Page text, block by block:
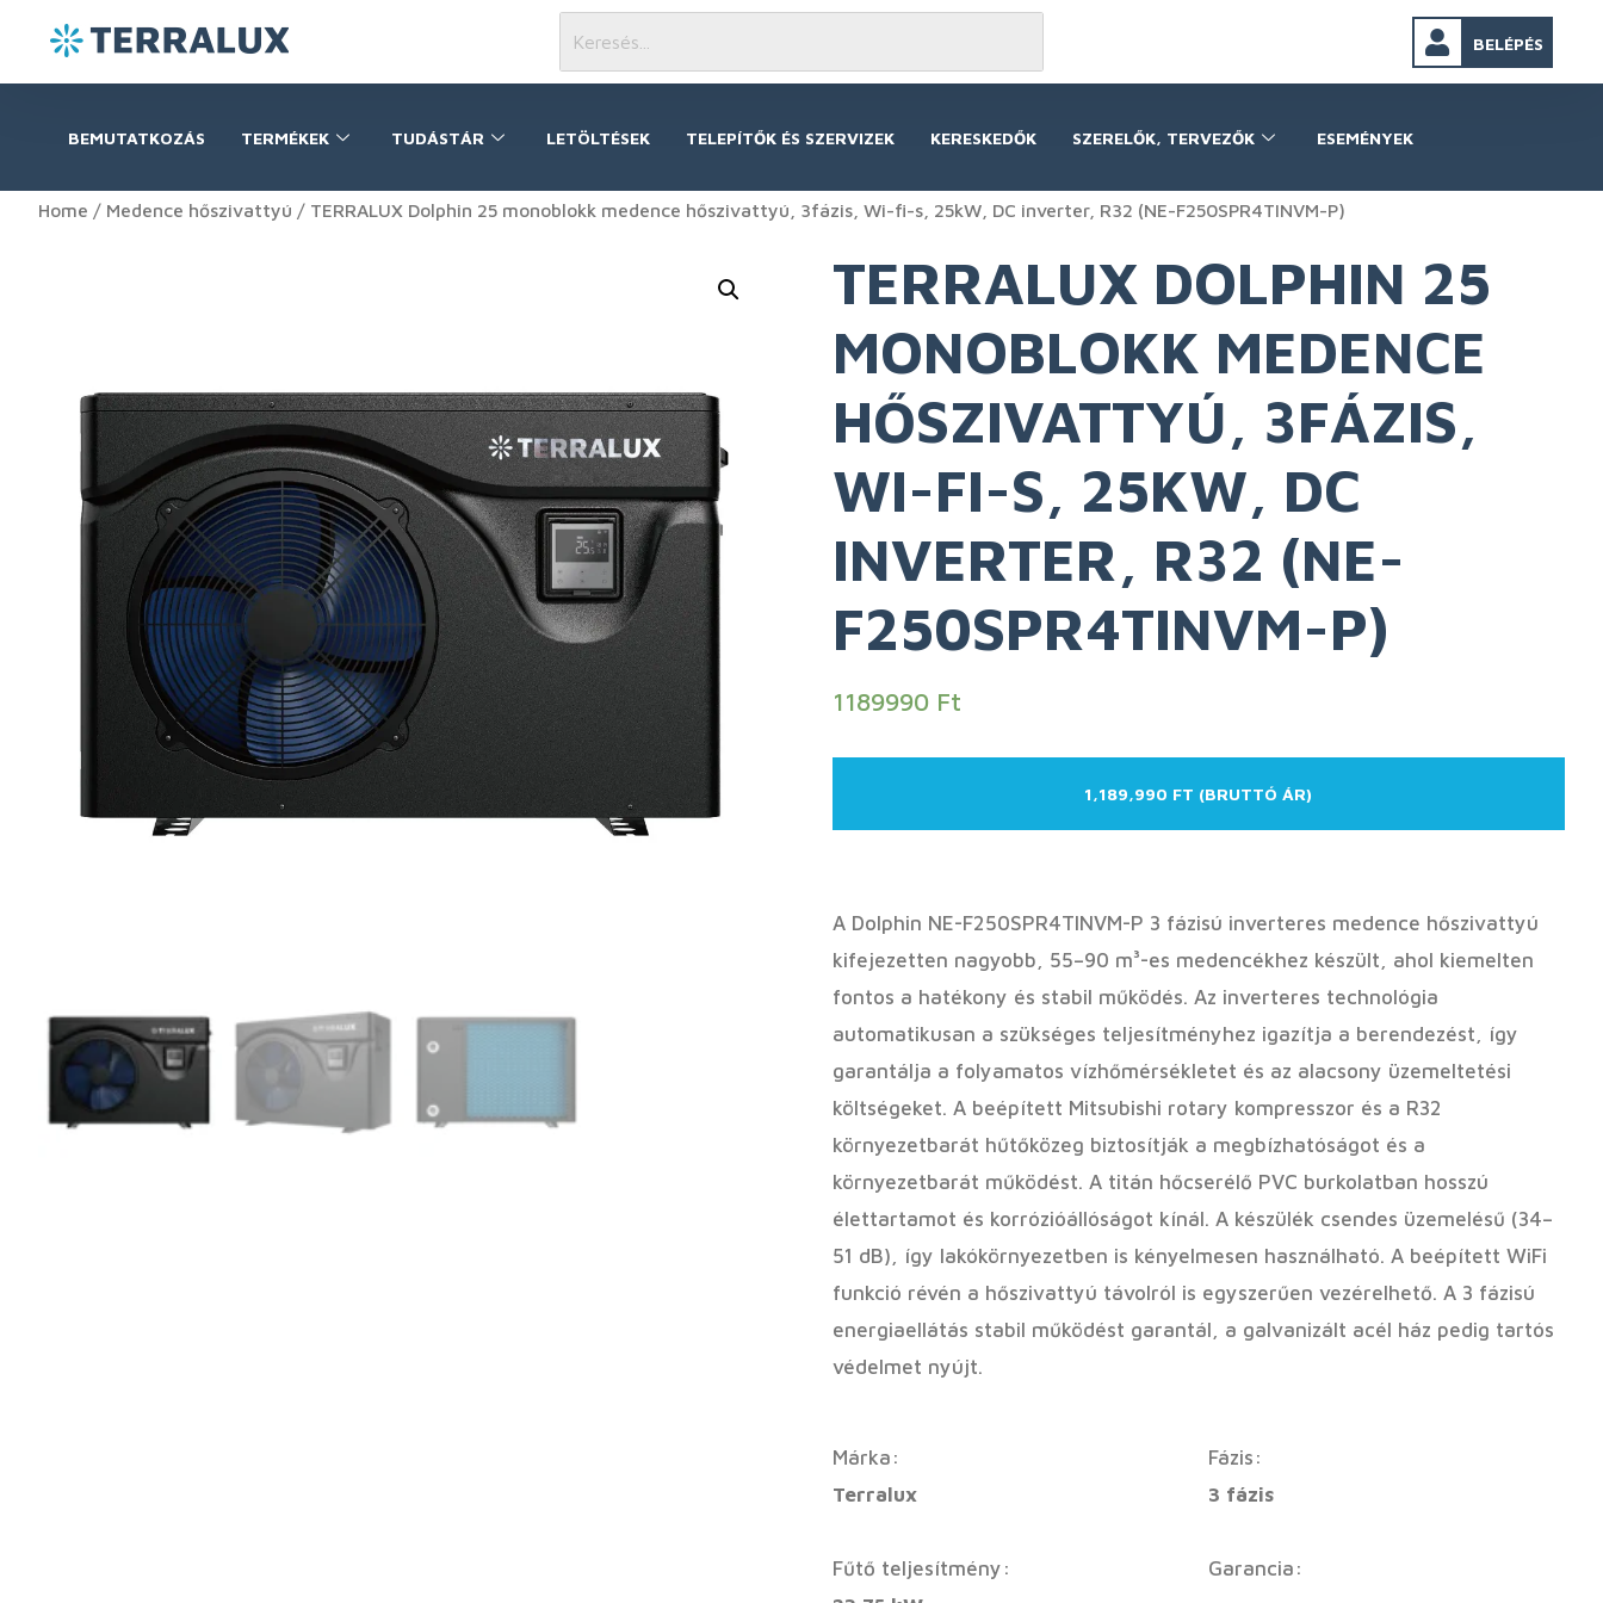
BELÉPÉS
BEMUTATKOZÁS TERMÉKEK TUDÁSTÁR LETÖLTÉSEK TELEPÍTŐK ÉS SZERVIZEK KERESKEDŐK SZERELŐK, TERVEZŐK ESEMÉNYEK
Home / Medence hőszivattyú / TERRALUX Dolphin 25 monoblokk medence hőszivattyú, 3fázis, Wi-fi-s, 25kW, DC inverter, R32 (NE-F250SPR4TINVM-P)
TERRALUX DOLPHIN 25
MONOBLOKK MEDENCE
HŐSZIVATTYÚ, 3FÁZIS,
WI-FI-S, 25KW, DC
INVERTER, R32 (NE-
F250SPR4TINVM-P)
1189990 Ft
1,189,990 FT (BRUTTÓ ÁR)
A Dolphin NE-F250SPR4TINVM-P 3 fázisú inverteres medence hőszivattyú
kifejezetten nagyobb, 55–90 m³-es medencékhez készült, ahol kiemelten
fontos a hatékony és stabil működés. Az inverteres technológia
automatikusan a szükséges teljesítményhez igazítja a berendezést, így
garantálja a folyamatos vízhőmérsékletet és az alacsony üzemeltetési
költségeket. A beépített Mitsubishi rotary kompresszor és a R32
környezetbarát hűtőközeg biztosítják a megbízhatóságot és a
környezetbarát működést. A titán hőcserélő PVC burkolatban hosszú
élettartamot és korrózióállóságot kínál. A készülék csendes üzemelésű (34–
51 dB), így lakókörnyezetben is kényelmesen használható. A beépített WiFi
funkció révén a hőszivattyú távolról is egyszerűen vezérelhető. A 3 fázisú
energiaellátás stabil működést garantál, a galvanizált acél ház pedig tartós
védelmet nyújt.
Márka:
Terralux
Fázis:
3 fázis
Fűtő teljesítmény:
Garancia: